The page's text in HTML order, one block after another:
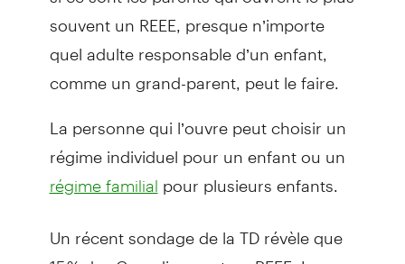
souvent un REEE, presque n’importe
quel adulte responsable d’un enfant,
comme un grand-parent, peut le faire.
La personne qui l’ouvre peut choisir un
régime individuel pour un enfant ou un
régime familial pour plusieurs enfants.
Un récent sondage de la TD révèle que